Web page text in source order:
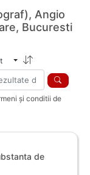
Angio
Bucuresti
și conditii de
de